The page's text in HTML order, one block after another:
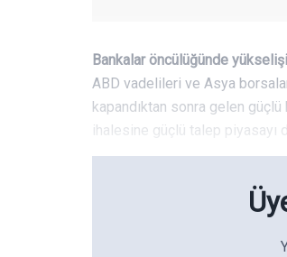
Bankalar öncülüğünde
ABD vadelileri ve Asya
kapandıktan sonra gelen güçlü
ihalesine güçlü talep piyasayı